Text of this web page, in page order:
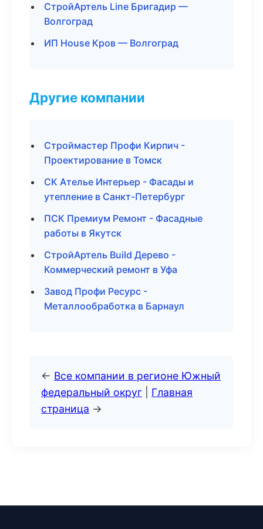
СтройАртель Line Бригадир —
Волгоград
ИП House Кров — Волгоград
Другие компании
Строймастер Профи Кирпич -
Проектирование в Томск
СК Ателье Интерьер - Фасады и
утепление в Санкт-Петербург
ПСК Премиум Ремонт - Фасадные
работы в Якутск
СтройАртель Build Дерево -
Коммерческий ремонт в Уфа
Завод Профи Ресурс -
Металлообработка в Барнаул
← Все компании в регионе Южный
федеральный округ
Главная
страница →